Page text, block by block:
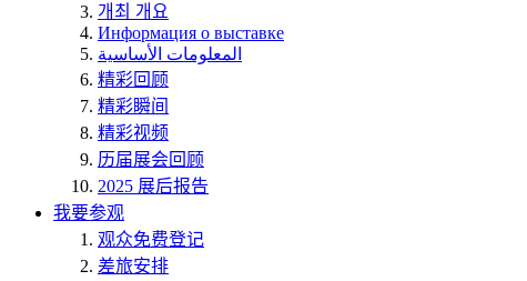
개최 개요
Информация о выставке
المعلومات الأساسية
精彩回顾
精彩瞬间
精彩视频
历届展会回顾
2025 展后报告
我要参观
观众免费登记
差旅安排